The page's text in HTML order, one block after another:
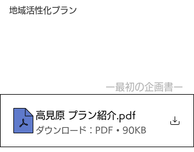
地域活性化プラン
ー最初の企画書ー
高見原 プラン紹介 .pdf
ダウンロード：PDF • 90KB